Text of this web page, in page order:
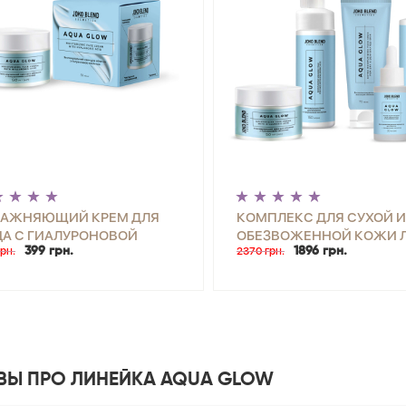
КРЕМ ДЛЯ
С ГИАЛУРОНОВОЙ
AQUA GLOW JOKO
399 грн.
КОМПЛЕКС ДЛЯ СУХОЙ И
ОБЕЗВОЖЕННОЙ КОЖИ
AQUA GLOW JOKO BLEND
2370 грн. 1896 грн.
ПРО ЛИНЕЙКА AQUA GLOW